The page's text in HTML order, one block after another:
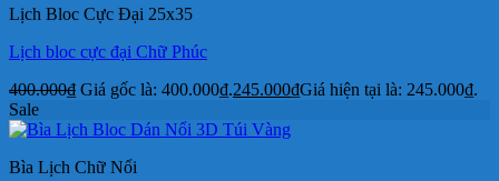
Lịch Bloc Cực Đại 25x35
Lịch bloc cực đại Chữ Phúc
400.000₫ Giá gốc là: 400.000₫.245.000₫Giá hiện tại là: 245.000₫.
Sale
Bìa Lịch Chữ Nổi